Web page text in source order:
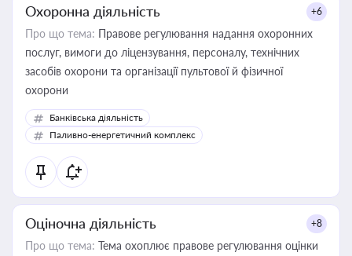
Охоронна діяльність +6
Про що тема: Правове регулювання надання охоронних
послуг, вимоги до ліцензування, персоналу, технічних
засобів охорони та організації пультової й фізичної
охорони
Банківська діяльність
Паливно-енергетичний комплекс
Оціночна діяльність +8
Про що тема: Тема охоплює правове регулювання оцінки